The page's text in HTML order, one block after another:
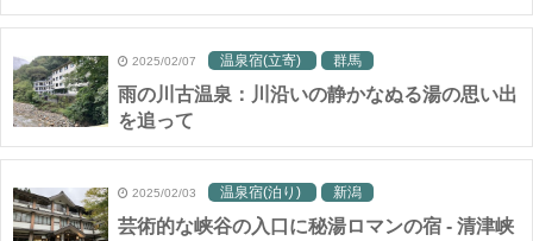
2025/02/07 温泉宿(立寄) 群馬
雨の川古温泉：川沿いの静かなぬる湯の思い出
を追って
2025/02/03 温泉宿(泊り) 新潟
芸術的な峡谷の入口に秘湯ロマンの宿 - 清津峡